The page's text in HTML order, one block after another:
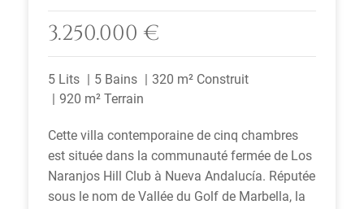
3.250.000 €
5 Lits 5 Bains
320 m² Construit
920 m² Terrain
Cette villa contemporaine de cinq chambres
est située dans la communauté fermée de Los
Naranjos Hill Club à Nueva Andalucía. Réputée
sous le nom de Vallée du Golf de Marbella, la